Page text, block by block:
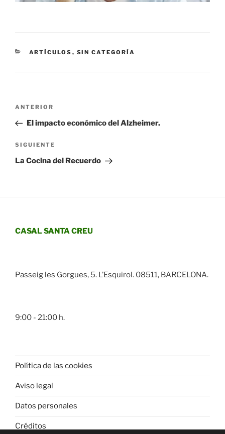
CATEGORÍAS
ARTÍCULOS , SIN CATEGORÍA
Navegación
entradas
Entrada
anterior:
ANTERIOR
El impacto económico del Alzheimer.
Siguiente
entrada
SIGUIENTE
La Cocina del Recuerdo
CASAL SANTA CREU
Passeig les Gorgues, 5. L’Esquirol. 08511, BARCELONA.
9:00 - 21:00 h.
Política de las cookies
Aviso legal
Datos personales
Créditos